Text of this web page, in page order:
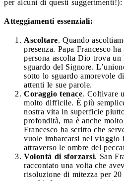
per alcuni di questi suggerimenti!):
Atteggiamenti essenziali:
Ascoltare. Quando
presenza. Papa Francesco
persona ascolta Dio trova
sguardo del Signore.
sotto lo sguardo amorevole
attenti le sue parole.
Coraggio tenace. Coltivare
molto difficile. È più
nostra vita in superficie
profondità, ma è anche
Francesco ha scritto che
vuole imbarcarsi nel viaggio
attraverso le ombre del
Volontà di sforzarsi. San
raccontato una volta che
risoluzione di mitezza per